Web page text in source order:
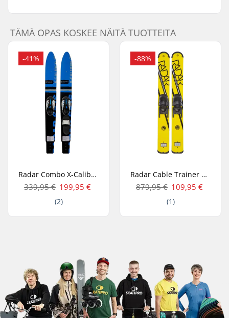
TÄMÄ OPAS KOSKEE NÄITÄ TUOTTEITA
-41%
Radar Combo X-Caliber Vesisukset
339,95 € 199,95 €
(2)
-88%
Radar Cable Trainer Vesisukset
879,95 € 109,95 €
(1)